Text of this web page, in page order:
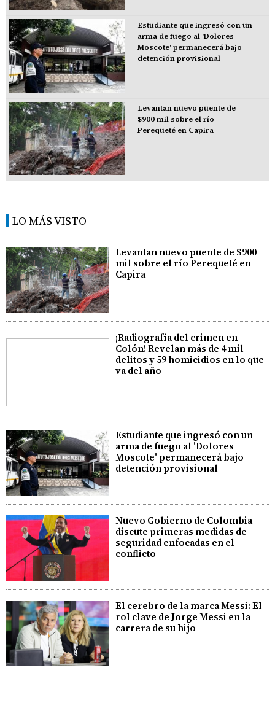
Estudiante que ingresó con un
arma de fuego al 'Dolores
Moscote' permanecerá bajo
detención provisional
Levantan nuevo puente de
$900 mil sobre el río
Perequeté en Capira
LO MÁS VISTO
Levantan nuevo puente de $900
mil sobre el río Perequeté en
Capira
¡Radiografía del crimen en
Colón! Revelan más de 4 mil
delitos y 59 homicidios en lo que
va del año
Estudiante que ingresó con un
arma de fuego al 'Dolores
Moscote' permanecerá bajo
detención provisional
Nuevo Gobierno de Colombia
discute primeras medidas de
seguridad enfocadas en el
conflicto
El cerebro de la marca Messi: El
rol clave de Jorge Messi en la
carrera de su hijo